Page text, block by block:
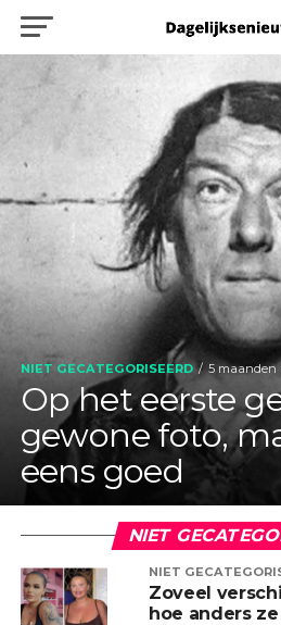
NIET GECATEGORISEERD 5 maanden
Op het eerste
gewone foto,
eens goed
NIET
NIET
Zoveel
hoe anders